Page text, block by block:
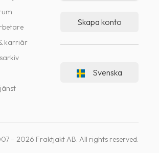
karriär
Skapa konto
Svenska
– 2026 Fraktjakt AB. All rights reserved.